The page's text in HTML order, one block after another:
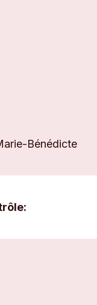
Bénédicte